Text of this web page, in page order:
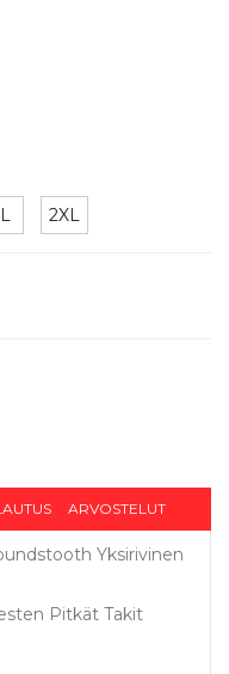
2XL
ARVOSTELUT
Yksirivinen
Pitkät Takit